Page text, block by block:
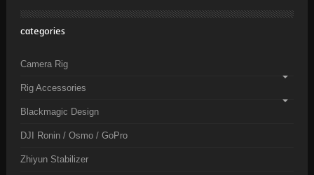
categories
Camera Rig
Rig Accessories
Blackmagic Design
DJI Ronin / Osmo / GoPro
Zhiyun Stabilizer